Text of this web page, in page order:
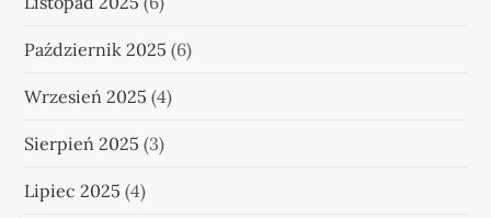
Październik 2025 (6)
Wrzesień 2025 (4)
Sierpień 2025 (3)
Lipiec 2025 (4)